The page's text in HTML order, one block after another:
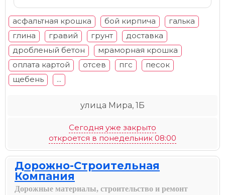
асфальтная крошка бой кирпича
галька
глина
гравий грунт
доставка
дробленый бетон
мраморная крошка
оплата картой
отсев пгс
песок
щебень
...
улица Мира, 1Б
Сегодня уже закрыто
откроется в понедельник 08:00
Дорожно-Строительная
Компания
Дорожные материалы, строительство и ремонт